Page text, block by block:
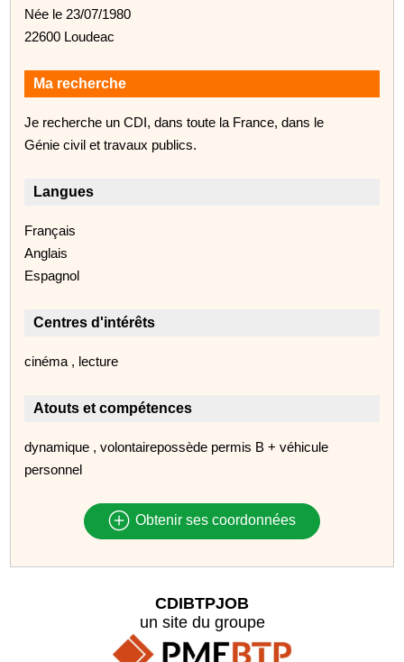
Née le 23/07/1980
22600 Loudeac
Ma recherche
Je recherche un CDI, dans toute la France, dans le
Génie civil et travaux publics.
Langues
Français
Anglais
Espagnol
Centres d'intérêts
cinéma , lecture
Atouts et compétences
dynamique , volontairepossède permis B + véhicule
personnel
Obtenir ses coordonnées
CDIBTPJOB
un site du groupe